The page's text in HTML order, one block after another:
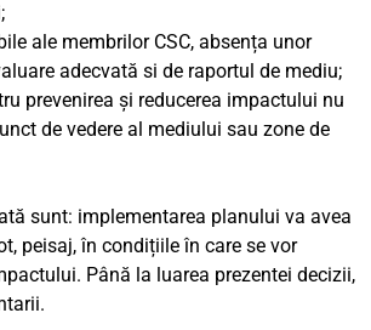
ale membrilor CSC, absența unor
adecvată si de raportul de mediu;
prevenirea și reducerea impactului nu
de vedere al mediului sau zone de
sunt: implementarea planului va avea
peisaj, în condițiile în care se vor
Până la luarea prezentei decizii,